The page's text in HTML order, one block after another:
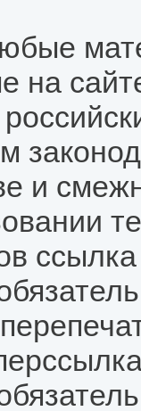
на
и